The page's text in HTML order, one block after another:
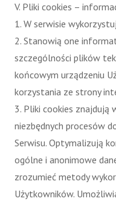
V. Pliki cookies –
1. W serwisie
2. Stanowią one
szczególności plików
końcowym urządzeniu
korzystania ze strony
3. Pliki cookies znajdują
niezbędnych procesów
Serwisu. Optymalizują
ogólne i anonimowe
zrozumieć metody
Użytkowników.